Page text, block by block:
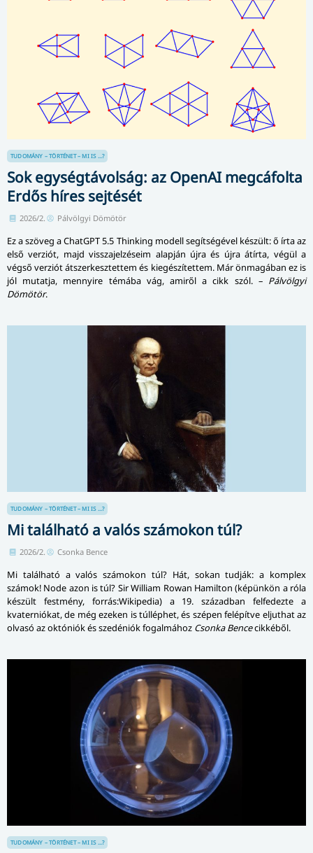
TUDOMÁNY – TÖRTÉNET – MI IS ...?
Sok egységtávolság: az OpenAI megcáfolta
Erdős híres sejtését
2026/2. Pálvölgyi Dömötör
Ez a szöveg a ChatGPT 5.5 Thinking modell segítségével készült: ő írta az
első verziót, majd visszajelzéseim alapján újra és újra átírta, végül a
végső verziót átszerkesztettem és kiegészítettem. Már önmagában ez is
jól mutatja, mennyire témába vág, amiről a cikk szól. – Pálvölgyi
Dömötör.
TUDOMÁNY – TÖRTÉNET – MI IS ...?
Mi található a valós számokon túl?
2026/2. Csonka Bence
Mi található a valós számokon túl? Hát, sokan tudják: a komplex
számok! Node azon is túl? Sir William Rowan Hamilton (képünkön a róla
készült festmény, forrás:Wikipedia) a 19. században felfedezte a
kvaterniókat, de még ezeken is túlléphet, és szépen felépítve eljuthat az
olvasó az októniók és szedéniók fogalmához Csonka Bencecikkéből.
TUDOMÁNY – TÖRTÉNET – MI IS ...?